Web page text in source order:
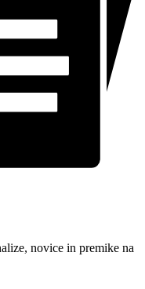
novice in premike na